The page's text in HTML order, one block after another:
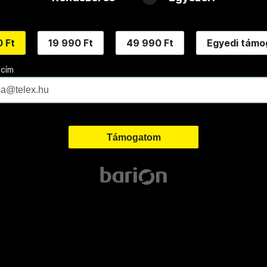
Ft 19 990 Ft 49 990 Ft Egyedi